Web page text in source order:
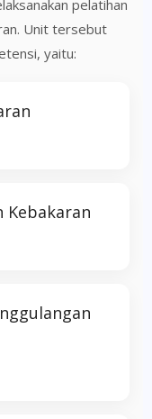
pelatihan
Unit tersebut
yaitu:
Kebakaran